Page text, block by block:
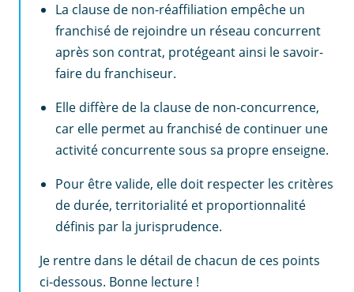
La clause de non-réaffiliation empêche un
franchisé de rejoindre un réseau concurrent
après son contrat, protégeant ainsi le savoir-
faire du franchiseur.
Elle diffère de la clause de non-concurrence,
car elle permet au franchisé de continuer une
activité concurrente sous sa propre enseigne.
Pour être valide, elle doit respecter les critères
de durée, territorialité et proportionnalité
définis par la jurisprudence.
Je rentre dans le détail de chacun de ces points
ci-dessous. Bonne lecture !